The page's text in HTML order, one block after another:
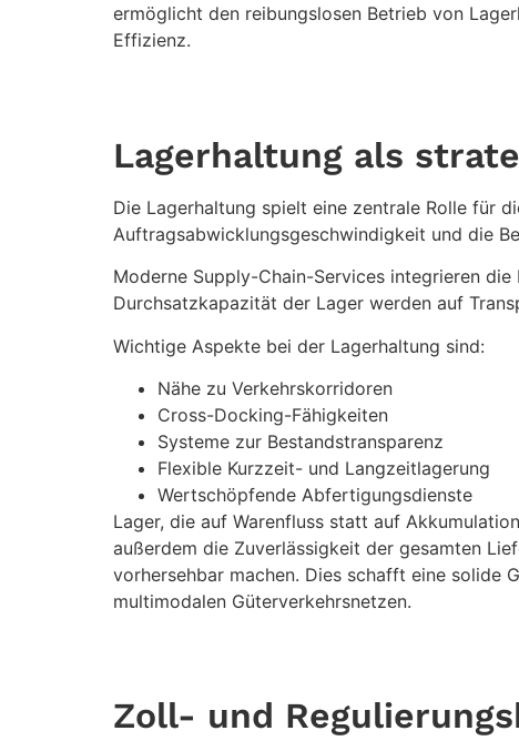
ermöglicht den reibungslosen Betrieb von
Effizienz.
Lagerhaltung als
Die Lagerhaltung spielt eine zentrale Rolle für
Auftragsabwicklungsgeschwindigkeit und die
Moderne Supply-Chain-Services integrieren
Durchsatzkapazität der Lager werden auf
Wichtige Aspekte bei der Lagerhaltung sind:
Nähe zu Verkehrskorridoren
Cross-Docking-Fähigkeiten
Systeme zur Bestandstransparenz
Flexible Kurzzeit- und Langzeitlagerung
Wertschöpfende Abfertigungsdienste
Lager, die auf Warenfluss statt auf
außerdem die Zuverlässigkeit der gesamten
vorhersehbar machen. Dies schafft eine solide
multimodalen Güterverkehrsnetzen.
Zoll- und